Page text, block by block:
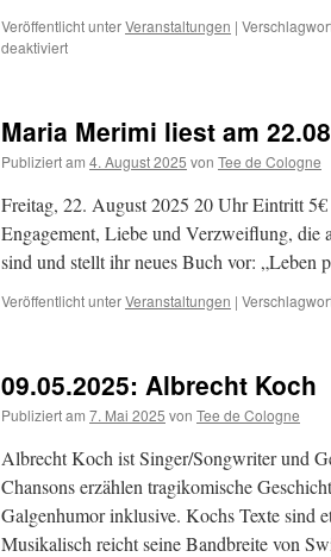
Veröffentlicht unterVeranstaltungen |
deaktiviertfür
am
03.09.2025
Maria Merimi liest am
Publiziert am 4. August 2025 von Tee de Cologne
Freitag, 22. August 2025 20 Uhr Eintritt
Engagement, Liebe und Verzweiflung, die
sind und stellt ihr neues Buch vor: „Leben
Veröffentlicht unterVeranstaltungen |
09.05.2025: Albrecht Koch
Publiziert am 7. Mai 2025 von Tee de Cologne
Albrecht Koch ist Singer/Songwriter und
Chansons erzählen tragikomische
Galgenhumor inklusive. Kochs Texte sind
Musikalisch reicht seine Bandbreite von